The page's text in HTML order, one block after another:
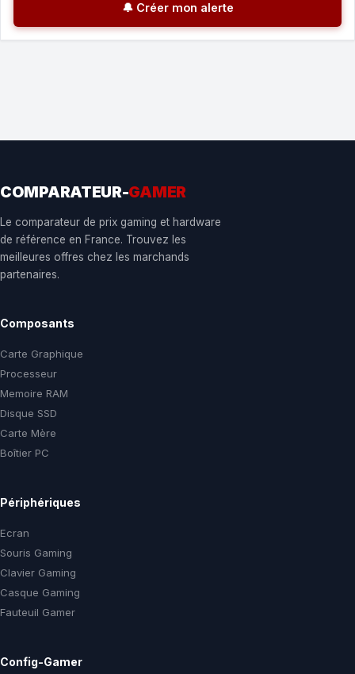
🔔 Créer mon alerte
COMPARATEUR-GAMER
Le comparateur de prix gaming et hardware
de référence en France. Trouvez les
meilleures offres chez les marchands
partenaires.
Composants
Carte Graphique
Processeur
Memoire RAM
Disque SSD
Carte Mère
Boîtier PC
Périphériques
Ecran
Souris Gaming
Clavier Gaming
Casque Gaming
Fauteuil Gamer
Config-Gamer